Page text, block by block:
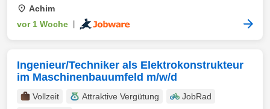
Achim
vor 1 Woche
Ingenieur/Techniker als Elektrokonstrukteur
im Maschinenbauumfeld m/w/d
Vollzeit Attraktive Vergütung
JobRad